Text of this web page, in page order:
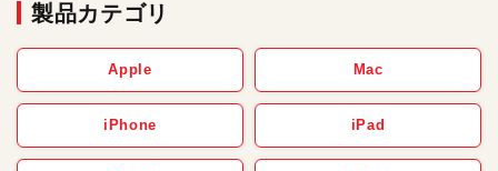
製品カテゴリ
Apple Mac
iPhone iPad